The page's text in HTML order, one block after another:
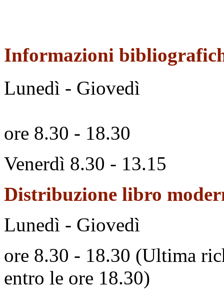
Informazioni
Lunedì - Giovedì
ore 8.30 - 18.30
Venerdì 8.30 - 13.15
Distribuzione libro
Lunedì - Giovedì
ore 8.30 - 18.30 (Ultima
entro le ore 18.30)